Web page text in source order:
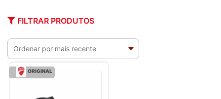
FILTRAR PRODUTOS
ORIGINAL